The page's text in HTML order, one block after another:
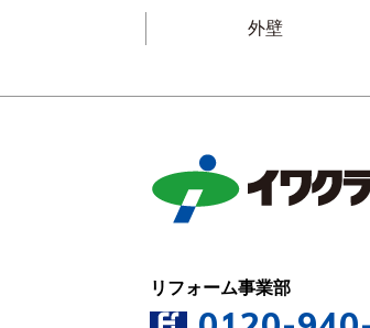
外壁
リフォーム事業部